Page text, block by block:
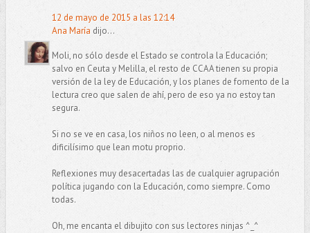
12 de mayo de 2015 a las 12:14
Ana María dijo...
Moli, no sólo desde el Estado se controla la Educación;
salvo en Ceuta y Melilla, el resto de CCAA tienen su propia
versión de la ley de Educación, y los planes de fomento de la
lectura creo que salen de ahí, pero de eso ya no estoy tan
segura.
Si no se ve en casa, los niños no leen, o al menos es
dificilísimo que lean motu proprio.
Reflexiones muy desacertadas las de cualquier agrupación
política jugando con la Educación, como siempre. Como
todas.
Oh, me encanta el dibujito con sus lectores ninjas ^_^